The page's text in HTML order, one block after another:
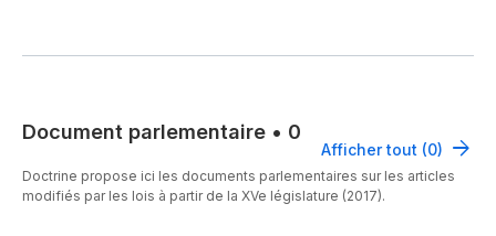
Document parlementaire • 0
Afficher tout (0)
Doctrine propose ici les documents parlementaires sur les articles
modifiés par les lois à partir de la XVe législature (2017).